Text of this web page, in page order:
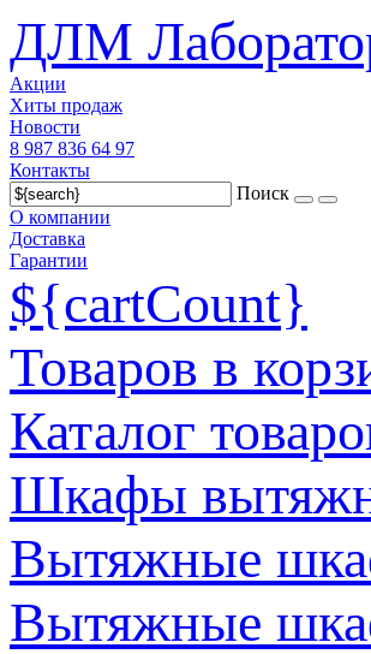
ДЛМ
Акции
Хиты продаж
Новости
8 987 836 64 97
Контакты
Поиск
О компании
Доставка
Гарантии
${cartCount}
Товаров в
Каталог
Шкафы
Вытяжные
Вытяжные